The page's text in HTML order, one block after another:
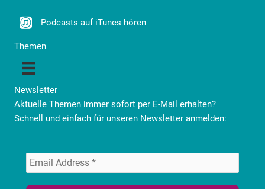
Podcasts auf iTunes hören
Themen
Newsletter
Aktuelle Themen immer sofort per E-Mail erhalten?
Schnell und einfach für unseren Newsletter anmelden: